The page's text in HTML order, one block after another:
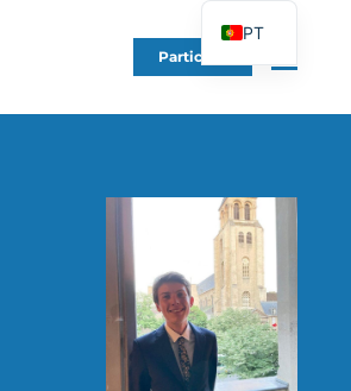
Participe
PT
FR
EN
IT
PL
UK